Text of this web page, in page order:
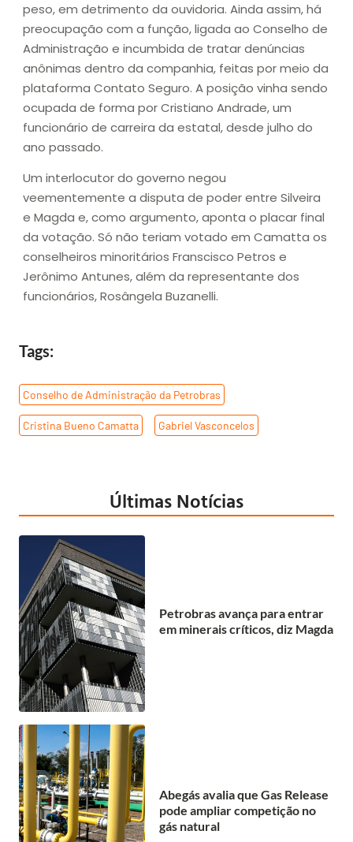
peso, em detrimento da ouvidoria. Ainda assim, há
preocupação com a função, ligada ao Conselho de
Administração e incumbida de tratar denúncias
anônimas dentro da companhia, feitas por meio da
plataforma Contato Seguro. A posição vinha sendo
ocupada de forma por Cristiano Andrade, um
funcionário de carreira da estatal, desde julho do
ano passado.
Um interlocutor do governo negou
veementemente a disputa de poder entre Silveira
e Magda e, como argumento, aponta o placar final
da votação. Só não teriam votado em Camatta os
conselheiros minoritários Franscisco Petros e
Jerônimo Antunes, além da representante dos
funcionários, Rosângela Buzanelli.
Tags:
Conselho de Administração da Petrobras
Cristina Bueno Camatta Gabriel Vasconcelos
Últimas Notícias
Petrobras avança para entrar
em minerais críticos, diz Magda
Abegás avalia que Gas Release
pode ampliar competição no
gás natural